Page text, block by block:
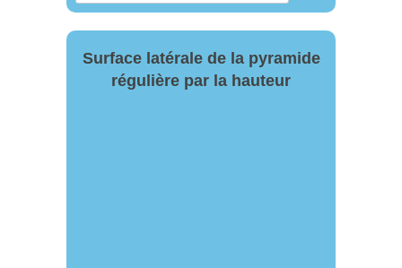
Surface latérale de la pyramide
régulière par la hauteur